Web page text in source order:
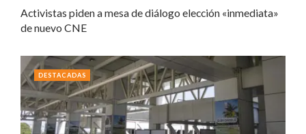
Activistas piden a mesa de diálogo elección «inmediata»
de nuevo CNE
DESTACADAS